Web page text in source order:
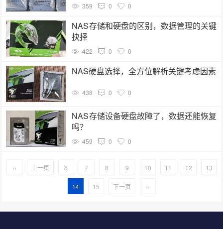
359 0 0
NAS存储和硬盘的区别，数据管理的关键
抉择
422 0 0
NAS硬盘选择，全方位解析关键考虑因素
438 0 0
NAS存储设备硬盘故障了，数据还能恢复
吗？
459 0 0
‹‹ 上一页 6 7 8 9 10 11 12 13
14 15 下一页 ››